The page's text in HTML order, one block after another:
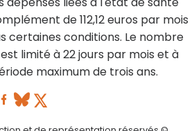
de 112,12 euros par mois
certaines conditions. Le nombre
limité à 22 jours par mois et à
maximum de trois ans.